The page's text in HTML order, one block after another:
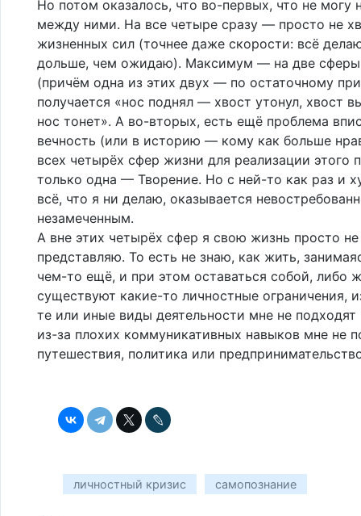
Но потом оказалось, что во-первых, что не могу
между ними. На все четыре сразу — просто не
жизненных сил (точнее даже скорости: всё
дольше, чем ожидаю). Максимум — на две сферы
(причём одна из этих двух — по остаточному
получается «нос поднял — хвост утонул, хвост
нос тонет». А во-вторых, есть ещё проблема
вечность (или в историю — кому как больше
всех четырёх сфер жизни для реализации этого
только одна — Творение. Но с ней-то как раз и
всё, что я ни делаю, оказывается
незамеченным.
А вне этих четырёх сфер я свою жизнь просто не
представляю. То есть не знаю, как жить,
чем-то ещё, и при этом оставаться собой, либо
существуют какие-то личностные ограничения,
те или иные виды деятельности мне не
из-за плохих коммуникативных навыков мне не
путешествия, политика или
личностный кризис самопознание